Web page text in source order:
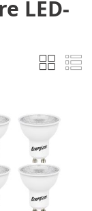
LED-
Anzeigen
als
Liste